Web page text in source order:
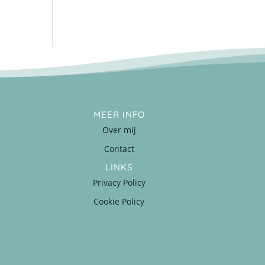
MEER INFO
Over mij
Contact
LINKS
Privacy Policy
Cookie Policy